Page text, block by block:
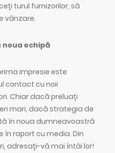
turul furnizorilor, să
vânzare.
echipă
impresie este
contact cu noii
Chiar dacă preluați
mari, dacă strategia de
în noua dumneavoastră
în raport cu media. Din
adresați-vă mai întâi lor!